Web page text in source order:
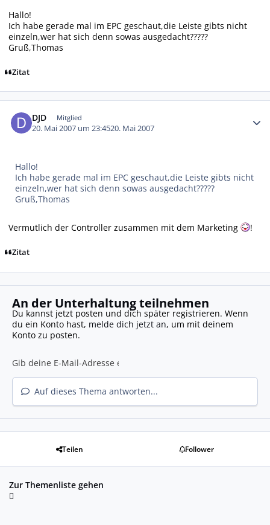
Hallo!
Ich habe gerade mal im EPC geschaut,die Leiste gibts nicht
einzeln,wer hat sich denn sowas ausgedacht?????
Gruß,Thomas
Zitat
DJD Mitglied
20. Mai 2007 um 23:4520. Mai 2007
Hallo!
Ich habe gerade mal im EPC geschaut,die Leiste gibts nicht
einzeln,wer hat sich denn sowas ausgedacht?????
Gruß,Thomas
Vermutlich der Controller zusammen mit dem Marketing !
Zitat
An der Unterhaltung teilnehmen
Du kannst jetzt posten und dich später registrieren. Wenn
du ein Konto hast, melde dich jetzt an, um mit deinem
Konto zu posten.
Auf dieses Thema antworten...
Teilen Follower
Zur Themenliste gehen